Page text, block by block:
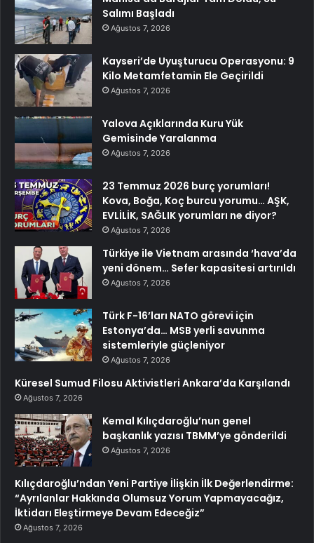
Salımı Başladı
Ağustos 7, 2026
Kayseri’de Uyuşturucu Operasyonu: 9
Kilo Metamfetamin Ele Geçirildi
Ağustos 7, 2026
Yalova Açıklarında Kuru Yük
Gemisinde Yaralanma
Ağustos 7, 2026
23 Temmuz 2026 burç yorumları!
Kova, Boğa, Koç burcu yorumu… AŞK,
EVLİLİK, SAĞLIK yorumları ne diyor?
Ağustos 7, 2026
Türkiye ile Vietnam arasında ‘hava’da
yeni dönem… Sefer kapasitesi artırıldı
Ağustos 7, 2026
Türk F-16’ları NATO görevi için
Estonya’da… MSB yerli savunma
sistemleriyle güçleniyor
Ağustos 7, 2026
Küresel Sumud Filosu Aktivistleri Ankara’da Karşılandı
Ağustos 7, 2026
Kemal Kılıçdaroğlu’nun genel
başkanlık yazısı TBMM’ye gönderildi
Ağustos 7, 2026
Kılıçdaroğlu’ndan Yeni Partiye İlişkin İlk Değerlendirme:
“Ayrılanlar Hakkında Olumsuz Yorum Yapmayacağız,
İktidarı Eleştirmeye Devam Edeceğiz”
Ağustos 7, 2026